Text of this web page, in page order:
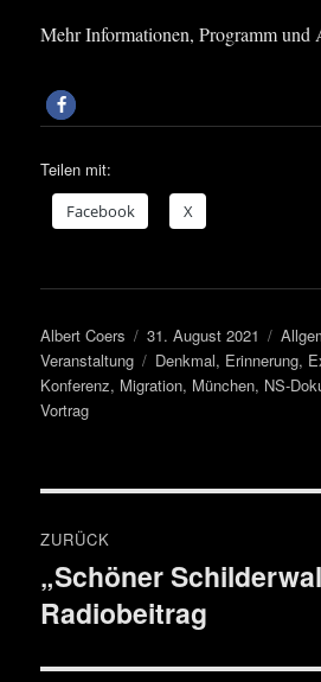
Mehr Infor­ma­tio­nen, Pro­gramm
Teilen mit:
Face­book X
Autor
Albert Coers
Veröffentlicht
am
31. August 2021
Veranstaltung
Schlagwörter
Denkmal, Erinnerung,
Konferenz, Migration, München, NS-
Vortrag
ZURÜCK
Vorheriger
Beitrag:
„Schöner
Radiobeitrag